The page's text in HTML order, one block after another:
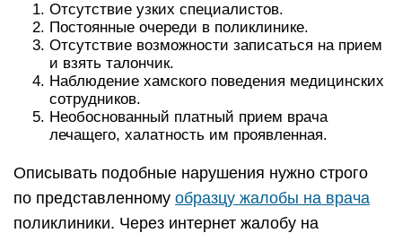
Отсутствие узких специалистов.
Постоянные очереди в поликлинике.
Отсутствие возможности записаться на прием
и взять талончик.
Наблюдение хамского поведения медицинских
сотрудников.
Необоснованный платный прием врача
лечащего, халатность им проявленная.
Описывать подобные нарушения нужно строго
по представленному образцу жалобы на врача
поликлиники. Через интернет жалобу на